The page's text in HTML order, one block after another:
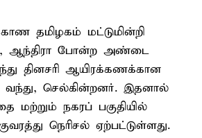
தமிழகம் மட்டுமின்றி
ஆந்திரா போன்ற அண்டை
தினசரி ஆயிரக்கணக்கான
வந்து, செல்கின்றனர். இதனால்
மற்றும் நகரப் பகுதியில்
நெரிசல் ஏற்பட்டுள்ளது.